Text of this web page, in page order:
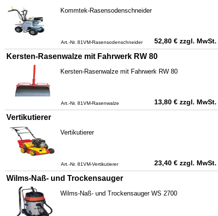
Kommtek-Rasensodenschneider
Art.-Nr. 81VM-Rasensodenschneider 52,80 € zzgl. MwSt.
Kersten-Rasenwalze mit Fahrwerk RW 80
Kersten-Rasenwalze mit Fahrwerk RW 80
Art.-Nr. 81VM-Rasenwalze 13,80 € zzgl. MwSt.
Vertikutierer
Vertikutierer
Art.-Nr. 81VM-Vertikutierer 23,40 € zzgl. MwSt.
Wilms-Naß- und Trockensauger
Wilms-Naß- und Trockensauger WS 2700